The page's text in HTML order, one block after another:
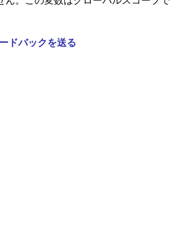
ドバックを送る